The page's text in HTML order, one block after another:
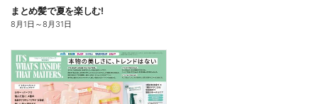
まとめ髪で夏を楽しむ!
8月1日 ～8月31日